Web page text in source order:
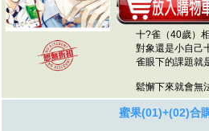
十?雀（40歲）相
對象還是小自己十
雀眼下的課題就
鬆懈下來就會無
蜜果(01)+(02)合